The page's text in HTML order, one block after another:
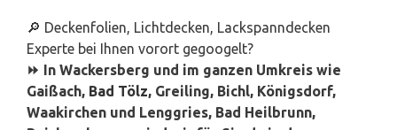
🔎 Deckenfolien, Lichtdecken, Lackspanndecken
Experte bei Ihnen vorort gegoogelt?
⏩ In Wackersberg und im ganzen Umkreis wie
Gaißach, Bad Tölz, Greiling, Bichl, Königsdorf,
Waakirchen und Lenggries, Bad Heilbrunn,